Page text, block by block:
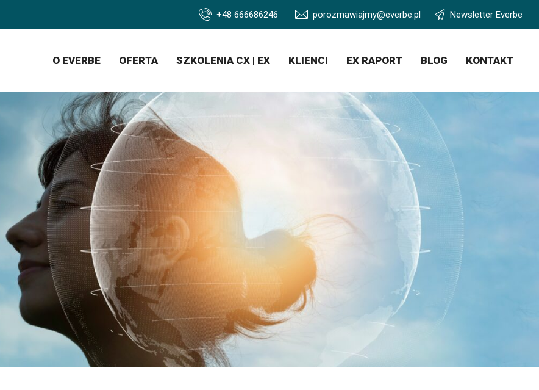
+48 666686246 porozmawiajmy@everbe.pl Newsletter Everbe
O EVERBE OFERTA SZKOLENIA CX | EX KLIENCI EX RAPORT BLOG KONTAKT